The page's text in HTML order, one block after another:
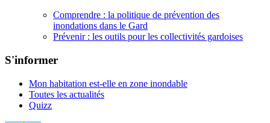
Comprendre : la politique de prévention des
inondations dans le Gard
Prévenir : les outils pour les collectivités gardoises
S'informer
Mon habitation est-elle en zone inondable
Toutes les actualités
Quizz